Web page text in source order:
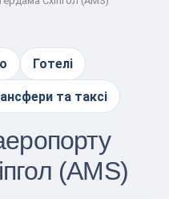
Готелі
та таксі
(AMS)